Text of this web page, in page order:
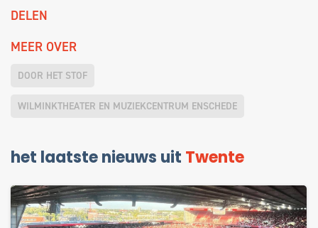
DELEN
MEER OVER
DOOR HET STOF
WILMINKTHEATER EN MUZIEKCENTRUM ENSCHEDE
het laatste nieuws uit Twente